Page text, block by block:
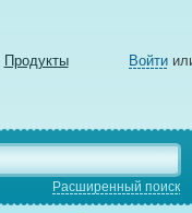
Продукты Войти
Расширенный поиск